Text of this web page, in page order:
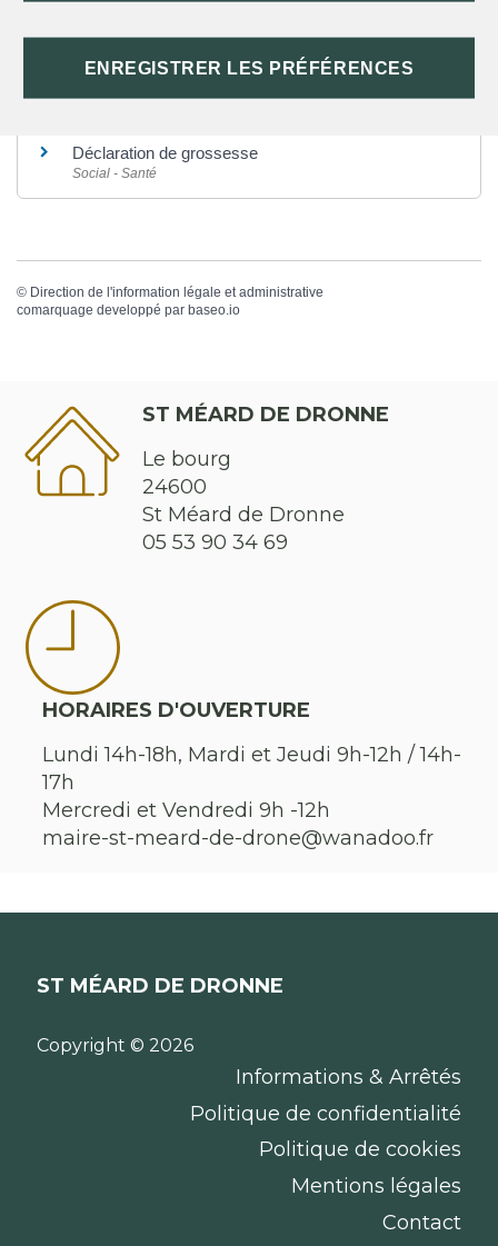
ENREGISTRER LES PRÉFÉRENCES
Maladie ou accident du travail dans le secteur privé
personnelle
Déclaration de grossesse
Social - Santé
© Direction de l'information légale et administrative
comarquage developpé par baseo.io
ST MÉARD DE DRONNE
Le bourg
24600
St Méard de Dronne
05 53 90 34 69
HORAIRES D'OUVERTURE
Lundi 14h-18h, Mardi et Jeudi 9h-12h / 14h-
17h
Mercredi et Vendredi 9h -12h
maire-st-meard-de-drone@wanadoo.fr
ST MÉARD DE DRONNE
Copyright © 2026
Informations & Arrêtés
Politique de confidentialité
Politique de cookies
Mentions légales
Contact